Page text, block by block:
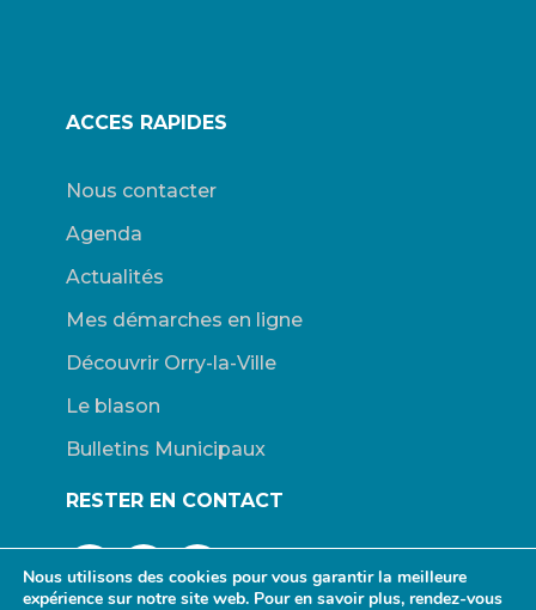
ACCES RAPIDES
Nous contacter
Agenda
Actualités
Mes démarches en ligne
Découvrir Orry-la-Ville
Le blason
Bulletins Municipaux
RESTER EN CONTACT
Nous utilisons des cookies pour vous garantir la meilleure
expérience sur notre site web. Pour en savoir plus, rendez-vous